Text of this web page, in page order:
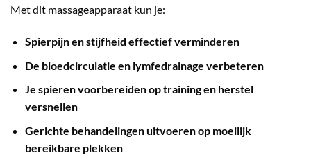
Met dit massageapparaat kun je:
Spierpijn en stijfheid effectief verminderen
De bloedcirculatie en lymfedrainage verbeteren
Je spieren voorbereiden op training en herstel
versnellen
Gerichte behandelingen uitvoeren op moeilijk
bereikbare plekken